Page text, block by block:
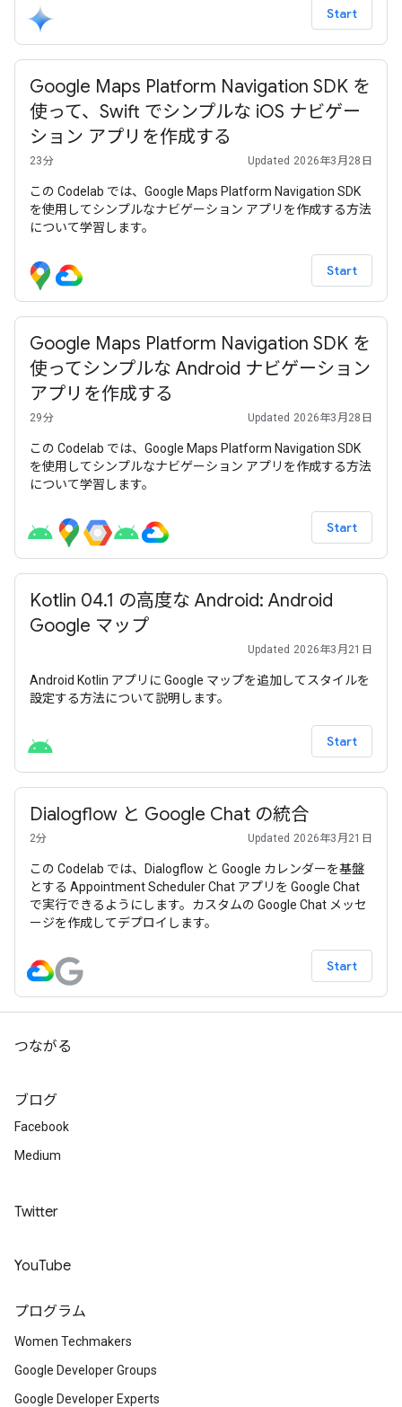
Start
Google Maps Platform Navigation SDK を
使って、Swift でシンプルな iOS ナビゲー
ション アプリを作成する
23分 Updated 2026年3月28日
この Codelab では、Google Maps Platform Navigation SDK
を使用してシンプルなナビゲーション アプリを作成する方法
について学習します。
Start
Google Maps Platform Navigation SDK を
使ってシンプルな Android ナビゲーション
アプリを作成する
29分 Updated 2026年3月28日
この Codelab では、Google Maps Platform Navigation SDK
を使用してシンプルなナビゲーション アプリを作成する方法
について学習します。
Start
Kotlin 04.1 の高度な Android: Android
Google マップ
Updated 2026年3月21日
Android Kotlin アプリに Google マップを追加してスタイルを
設定する方法について説明します。
Start
Dialogflow と Google Chat の統合
2分 Updated 2026年3月21日
この Codelab では、Dialogflow と Google カレンダーを基盤
とする Appointment Scheduler Chat アプリを Google Chat
で実行できるようにします。カスタムの Google Chat メッセ
ージを作成してデプロイします。
Start
つながる
ブログ
Facebook
Medium
Twitter
YouTube
プログラム
Women Techmakers
Google Developer Groups
Google Developer Experts